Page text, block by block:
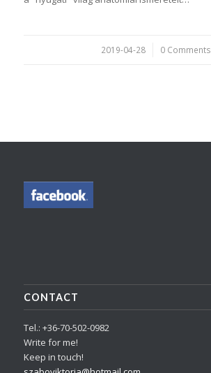
2019-04-28
/ 0 Comments
CONTACT
Tel.: +36-70-502-0982
Write for me!
Keep in touch!